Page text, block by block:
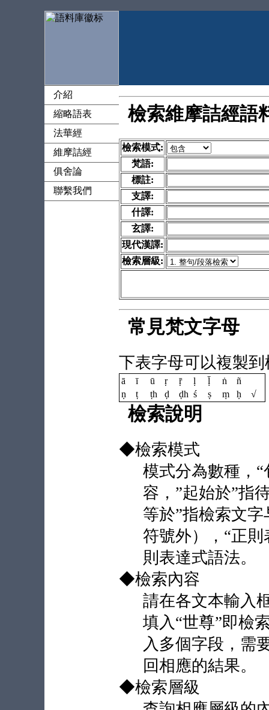
介紹
縮略語表
法華經
維摩詰經
俱舍論
聯繫我們
檢索維摩詰經語
檢索模式:
梵語:
標註:
支譯:
什譯:
玄譯:
現代漢譯:
檢索層級:
常見梵文字母
下表字母可以複製
ā ī ū ṛ ṝ ḷ ḹ ṅ
ñ
ṇ
ṭ ṭh ḍ ḍh ś ṣ ṃ ḥ √
檢索說明
◆檢索模式
模式分為數種，
容，”起始於”指
等於”指檢索文
符號外），“正
則表達式語法。
◆檢索內容
請在各文本輸入
填入“世尊”即檢
入多個字段，需
回相應的結果。
◆檢索層級